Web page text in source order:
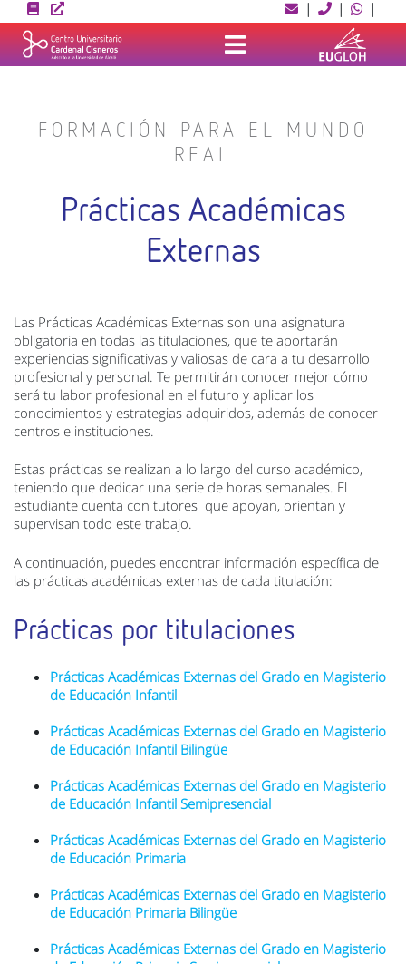
to
content
| | |
FORMACIÓN PARA EL MUNDO
REAL
Prácticas Académicas
Externas
Las Prácticas Académicas Externas son una asignatura
obligatoria en todas las titulaciones, que te aportarán
experiencias significativas y valiosas de cara a tu desarrollo
profesional y personal. Te permitirán conocer mejor cómo
será tu labor profesional en el futuro y aplicar los
conocimientos y estrategias adquiridos, además de conocer
centros e instituciones.
Estas prácticas se realizan a lo largo del curso académico,
teniendo que dedicar una serie de horas semanales. El
estudiante cuenta con tutores que apoyan, orientan y
supervisan todo este trabajo.
A continuación, puedes encontrar información específica de
las prácticas académicas externas de cada titulación:
Prácticas por titulaciones
Prácticas Académicas Externas del Grado en Magisterio
de Educación Infantil
Prácticas Académicas Externas del Grado en Magisterio
de Educación Infantil Bilingüe
Prácticas Académicas Externas del Grado en Magisterio
de Educación Infantil Semipresencial
Prácticas Académicas Externas del Grado en Magisterio
de Educación Primaria
Prácticas Académicas Externas del Grado en Magisterio
de Educación Primaria Bilingüe
Prácticas Académicas Externas del Grado en Magisterio